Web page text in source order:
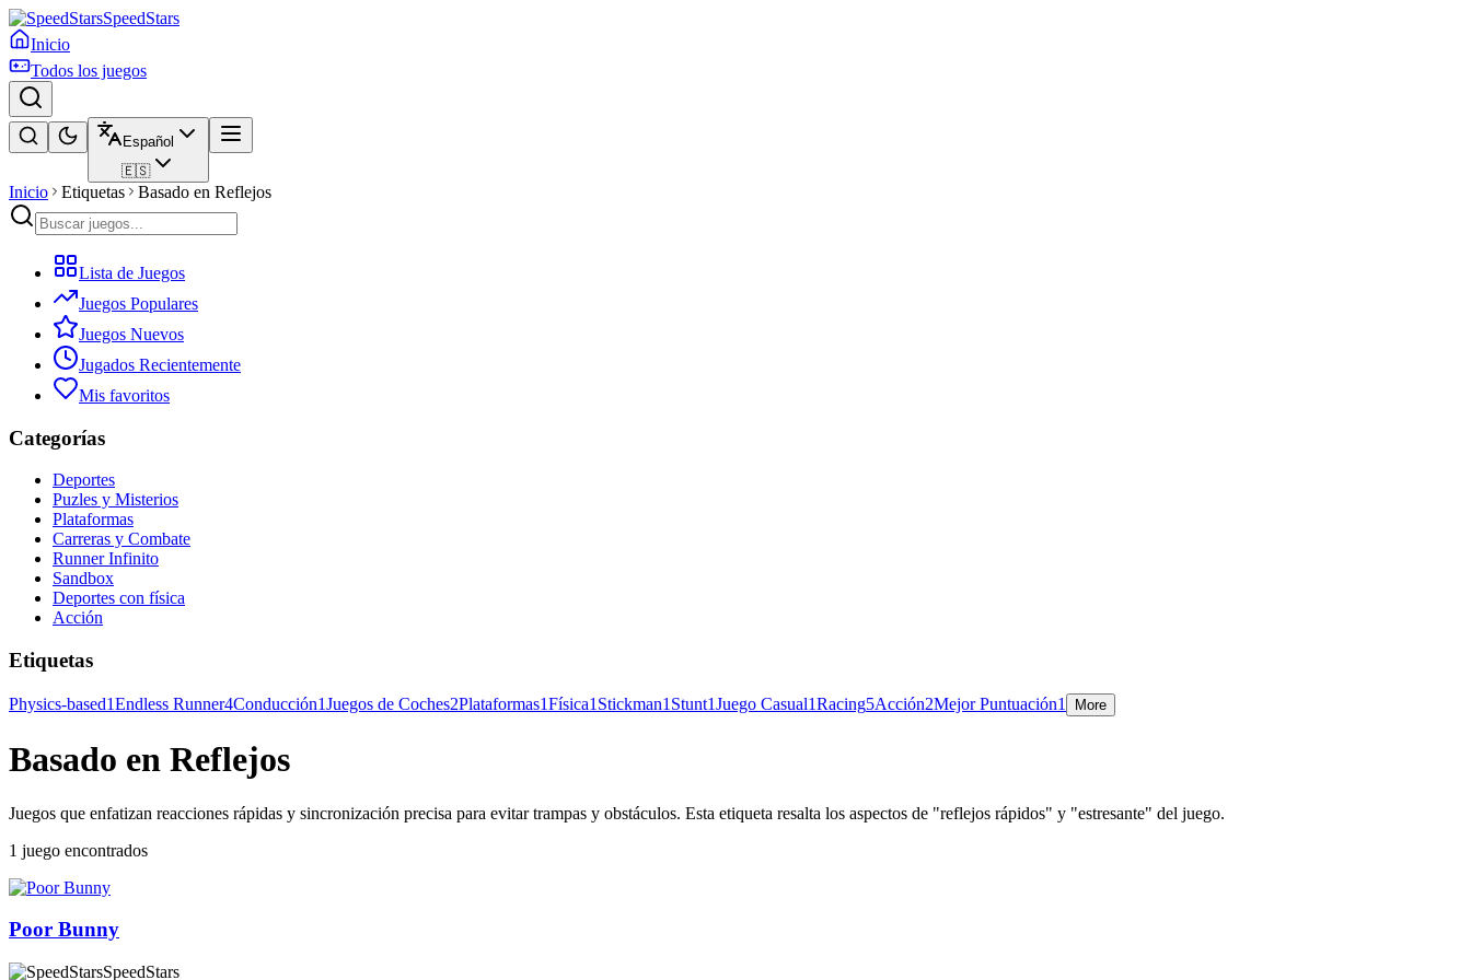
SpeedStars
Inicio
Todos los juegos
Español
🇪🇸
Inicio Etiquetas Basado en Reflejos
Lista de Juegos
Juegos Populares
Juegos Nuevos
Jugados Recientemente
Mis favoritos
Categorías
Deportes
Puzles y Misterios
Plataformas
Carreras y Combate
Runner Infinito
Sandbox
Deportes con física
Acción
Etiquetas
Physics-based1Endless Runner4Conducción1Juegos de Coches2Plataformas1Física1 Stickman1 Stunt1Juego Casual1Racing5Acción2Mejor Puntuación1 More
Basado en Reflejos
Juegos que enfatizan reacciones rápidas y sincronización precisa para evitar trampas y obstáculos. Esta etiqueta resalta los aspectos de "reflejos rápidos" y "estresante" del juego.
1 juego encontrados
Poor Bunny
SpeedStars